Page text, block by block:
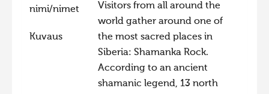
Hiite kuvavõistlus 2020
Liikkuvat kuvat 2020
Hiite kuvavõistlus 2019
Hiite kuvavõistlus 2018
Hiite kuvavõistlus 2017
nimi/nimet
Kuvaus
Visitors from all around the
world gather around one of
the most sacred places in
Siberia: Shamanka Rock.
According to an ancient
shamanic legend, 13 north